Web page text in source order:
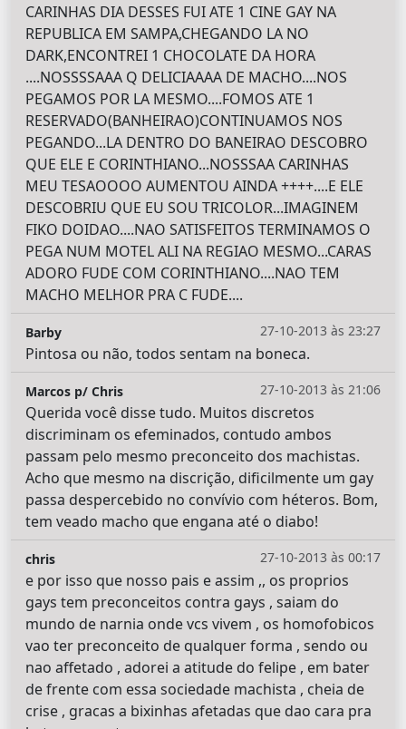
CARINHAS DIA DESSES FUI ATE 1 CINE GAY NA
REPUBLICA EM SAMPA,CHEGANDO LA NO
DARK,ENCONTREI 1 CHOCOLATE DA HORA
....NOSSSSAAA Q DELICIAAAA DE MACHO....NOS
PEGAMOS POR LA MESMO....FOMOS ATE 1
RESERVADO(BANHEIRAO)CONTINUAMOS NOS
PEGANDO...LA DENTRO DO BANEIRAO DESCOBRO
QUE ELE E CORINTHIANO...NOSSSAA CARINHAS
MEU TESAOOOO AUMENTOU AINDA ++++....E ELE
DESCOBRIU QUE EU SOU TRICOLOR...IMAGINEM
FIKO DOIDAO....NAO SATISFEITOS TERMINAMOS O
PEGA NUM MOTEL ALI NA REGIAO MESMO...CARAS
ADORO FUDE COM CORINTHIANO....NAO TEM
MACHO MELHOR PRA C FUDE....
27-10-2013 às 23:27
Barby
Pintosa ou não, todos sentam na boneca.
27-10-2013 às 21:06
Marcos p/ Chris
Querida você disse tudo. Muitos discretos
discriminam os efeminados, contudo ambos
passam pelo mesmo preconceito dos machistas.
Acho que mesmo na discrição, dificilmente um gay
passa despercebido no convívio com héteros. Bom,
tem veado macho que engana até o diabo!
27-10-2013 às 00:17
chris
e por isso que nosso pais e assim ,, os proprios
gays tem preconceitos contra gays , saiam do
mundo de narnia onde vcs vivem , os homofobicos
vao ter preconceito de qualquer forma , sendo ou
nao affetado , adorei a atitude do felipe , em bater
de frente com essa sociedade machista , cheia de
crise , gracas a bixinhas afetadas que dao cara pra